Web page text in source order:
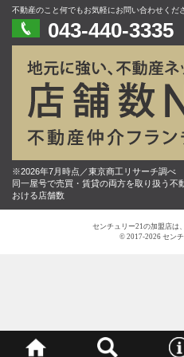
不動産のこと何でもお気軽にお問い合わせくだ
043-440-3335
※2026年7月時点／東京商工リサーチ調べ
同一屋号で売買・賃貸の両方を取り扱う不
おける店舗数
センチュリー21の加盟店は
© 2017-2026 セン